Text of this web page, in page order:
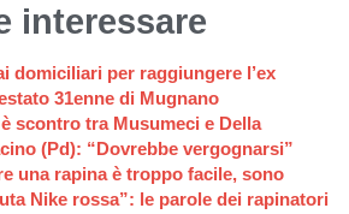
interessare
domiciliari per raggiungere l’ex
31enne di Mugnano
scontro tra Musumeci e Della
(Pd): “Dovrebbe vergognarsi”
una rapina è troppo facile, sono
Nike rossa”: le parole dei rapinatori